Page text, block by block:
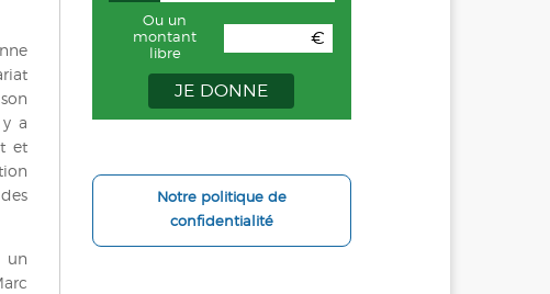
a
et
un
Ou un
montant
libre
€
JE DONNE
Notre politique de
confidentialité